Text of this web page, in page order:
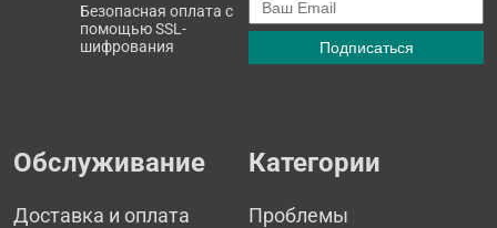
Безопасная оплата с
помощью SSL-
шифрования
Обслуживание
Доставка и оплата
Категории
Проблемы